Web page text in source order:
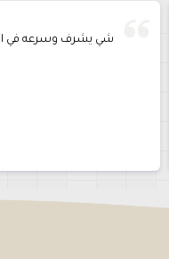
شي يشرف وسرعه في